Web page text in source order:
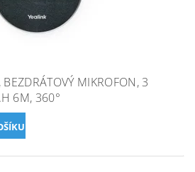
MIKROFON, 3
6M, 360°